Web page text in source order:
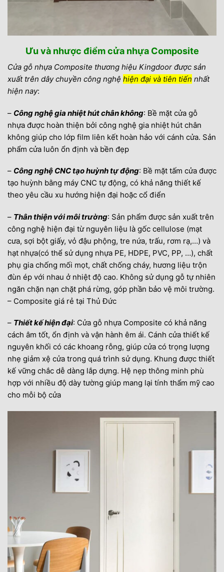
Ưu và nhược điểm cửa nhựa Composite
Cửa gỗ nhựa Composite thương hiệu Kingdoor được sản
xuất trên dây chuyền công nghệ hiện đại và tiên tiến nhất
hiện nay:
– Công nghệ gia nhiệt hút chân không: Bề mặt cửa gỗ
nhựa được hoàn thiện bởi công nghệ gia nhiệt hút chân
không giúp cho lớp film liên kết hoàn hảo với cánh cửa. Sản
phẩm cửa luôn ổn định và bền đẹp
– Công nghệ CNC tạo huỳnh tự động: Bề mặt tấm cửa được
tạo huỳnh bằng máy CNC tự động, có khả năng thiết kế
theo yêu cầu xu hướng hiện đại hoặc cổ điển
– Thân thiện với môi trường: Sản phẩm được sản xuất trên
công nghệ hiện đại từ nguyên liệu là gốc cellulose (mạt
cưa, sợi bột giấy, vỏ đậu phộng, tre nứa, trấu, rơm rạ,…) và
hạt nhựa(có thể sử dụng nhựa PE, HDPE, PVC, PP, …), chất
phụ gia chống mối mọt, chất chống cháy, hương liệu trộn
đùn ép với nhau ở nhiệt độ cao. Không sử dụng gỗ tự nhiên
ngăn chặn nạn chặt phá rừng, góp phần bảo vệ môi trường.
– Composite giá rẻ tại Thủ Đức
– Thiết kế hiện đại: Cửa gỗ nhựa Composite có khả năng
cách âm tốt, ổn định và vận hành êm ái. Cánh cửa thiết kế
nguyên khối có các khoang rỗng, giúp cửa có trọng lượng
nhẹ giảm xệ cửa trong quá trình sử dụng. Khung được thiết
kế vững chắc dễ dàng lắp dựng. Hệ nẹp thông minh phù
hợp với nhiều độ dày tường giúp mang lại tính thẩm mỹ cao
cho mỗi bộ cửa